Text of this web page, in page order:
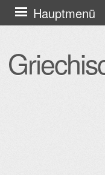
Hauptmenü
Zum
Inhalt